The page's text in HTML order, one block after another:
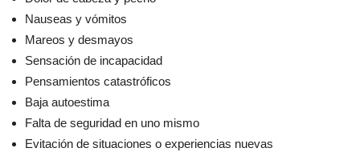
Nauseas y vómitos
Mareos y desmayos
Sensación de incapacidad
Pensamientos catastróficos
Baja autoestima
Falta de seguridad en uno mismo
Evitación de situaciones o experiencias nuevas